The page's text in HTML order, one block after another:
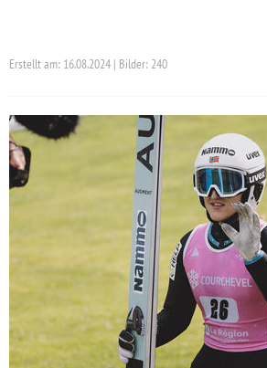
Erstellt am: 16.08.2024 | Bilder: 240